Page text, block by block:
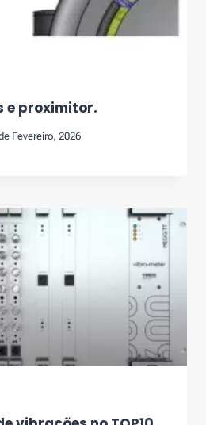
e proximitor.
Fevereiro, 2026